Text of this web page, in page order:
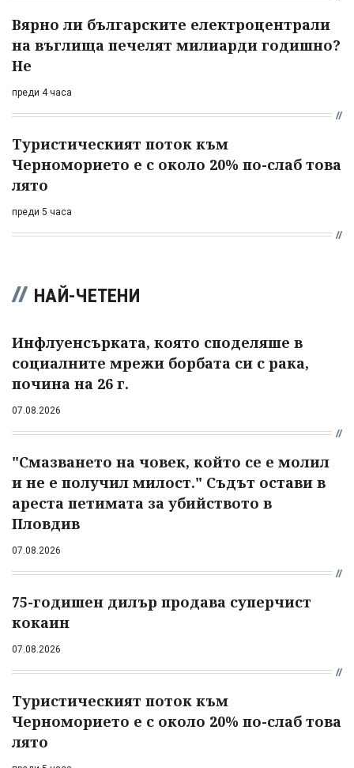
Вярно ли българските електроцентрали
на въглища печелят милиарди годишно?
Не
преди 4 часа
Туристическият поток към
Черноморието е с около 20% по-слаб това
лято
преди 5 часа
НАЙ-ЧЕТЕНИ
Инфлуенсърката, която споделяше в
социалните мрежи борбата си с рака,
почина на 26 г.
07.08.2026
"Смазването на човек, който се е молил
и не е получил милост." Съдът остави в
ареста петимата за убийството в
Пловдив
07.08.2026
75-годишен дилър продава суперчист
кокаин
07.08.2026
Туристическият поток към
Черноморието е с около 20% по-слаб това
лято